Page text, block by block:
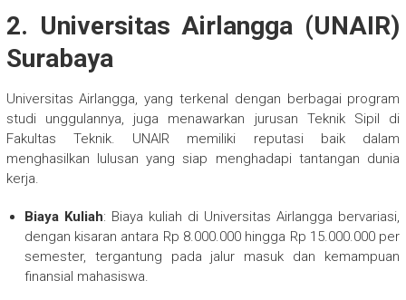
2. Universitas Airlangga (UNAIR)
Surabaya
Universitas Airlangga, yang terkenal dengan berbagai program
studi unggulannya, juga menawarkan jurusan Teknik Sipil di
Fakultas Teknik. UNAIR memiliki reputasi baik dalam
menghasilkan lulusan yang siap menghadapi tantangan dunia
kerja.
Biaya Kuliah: Biaya kuliah di Universitas Airlangga bervariasi,
dengan kisaran antara Rp 8.000.000 hingga Rp 15.000.000 per
semester, tergantung pada jalur masuk dan kemampuan
finansial mahasiswa.